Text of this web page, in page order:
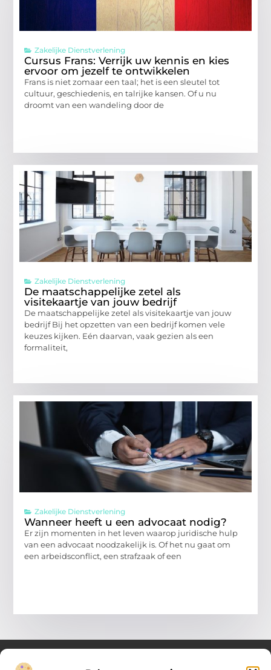
Zakelijke Dienstverlening
Cursus Frans: Verrijk uw kennis en kies
ervoor om jezelf te ontwikkelen
Frans is niet zomaar een taal; het is een sleutel tot
cultuur, geschiedenis, en talrijke kansen. Of u nu
droomt van een wandeling door de
Zakelijke Dienstverlening
De maatschappelijke zetel als
visitekaartje van jouw bedrijf
De maatschappelijke zetel als visitekaartje van jouw
bedrijf Bij het opzetten van een bedrijf komen vele
keuzes kijken. Eén daarvan, vaak gezien als een
formaliteit,
Zakelijke Dienstverlening
Wanneer heeft u een advocaat nodig?
Er zijn momenten in het leven waarop juridische hulp
van een advocaat noodzakelijk is. Of het nu gaat om
een arbeidsconflict, een strafzaak of een